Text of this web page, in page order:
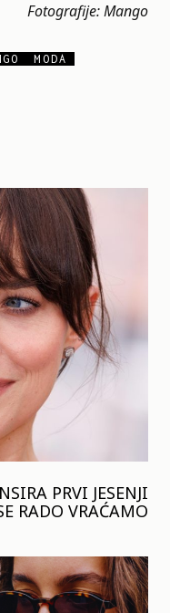
PRVI JESENJI
RADO VRAĆAMO
Fotografije: Mango
MODA